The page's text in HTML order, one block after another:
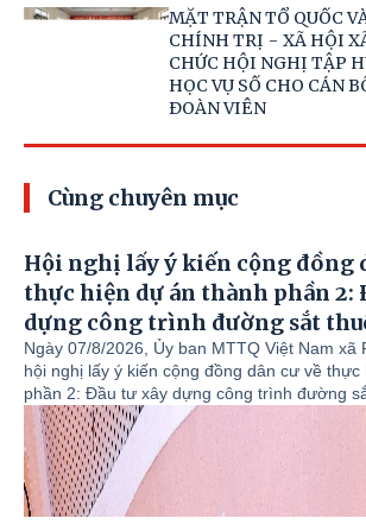
MẶT TRẬN TỔ QUỐC
CHÍNH TRỊ - XÃ HỘI
CHỨC HỘI NGHỊ TẬP
HỌC VỤ SỐ CHO CÁN
ĐOÀN VIÊN
Cùng chuyên mục
Hội nghị lấy ý kiến cộng đồng
thực hiện dự án thành phần 2:
dựng công trình đường sắt
tư xây dựng tuyến đường sắt
Nội – Hải Phòng.
Ngày 07/8/2026, Ủy ban MTTQ Việt Nam xã
hội nghị lấy ý kiến cộng đồng dân cư về
phần 2: Đầu tư xây dựng công trình đường
tư xây dựng tuyến đường sắt Lào Cai – Hà
hội nghị có Lãnh đạo Ủy ban MTTQ tỉnh;
cao tốc Lào Cai – Hà Nội – Hải Phòng. Lãnh
đồng chí Chu Đức Thắng – Phó bí thư
Đồng chí Hoàng Văn Luyện - Ủy viên BTV